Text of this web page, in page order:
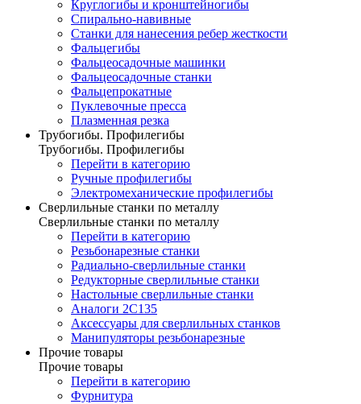
Круглогибы и кронштейногибы
Спирально-навивные
Станки для нанесения ребер жесткости
Фальцегибы
Фальцеосадочные машинки
Фальцеосадочные станки
Фальцепрокатные
Пуклевочные пресса
Плазменная резка
Трубогибы. Профилегибы
Трубогибы. Профилегибы
Перейти в категорию
Ручные профилегибы
Электромеханические профилегибы
Сверлильные станки по металлу
Сверлильные станки по металлу
Перейти в категорию
Резьбонарезные станки
Радиально-сверлильные станки
Редукторные сверлильные станки
Настольные сверлильные станки
Аналоги 2С135
Аксессуары для сверлильных станков
Манипуляторы резьбонарезные
Прочие товары
Прочие товары
Перейти в категорию
Фурнитура